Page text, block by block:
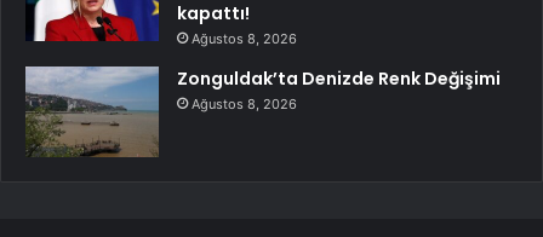
kapattı!
Ağustos 8, 2026
Zonguldak’ta Denizde Renk Değişimi
Ağustos 8, 2026